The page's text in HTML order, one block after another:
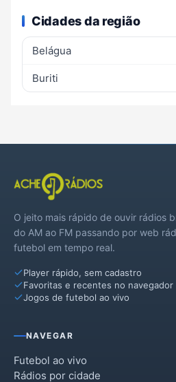
Cidades da região
Belágua
Buriti
O jeito mais rápido de ouvir rádios
do AM ao FM passando por web
futebol em tempo real.
Player rápido, sem cadastro
Favoritas e recentes no navegador
Jogos de futebol ao vivo
NAVEGAR
Futebol ao vivo
Rádios por cidade